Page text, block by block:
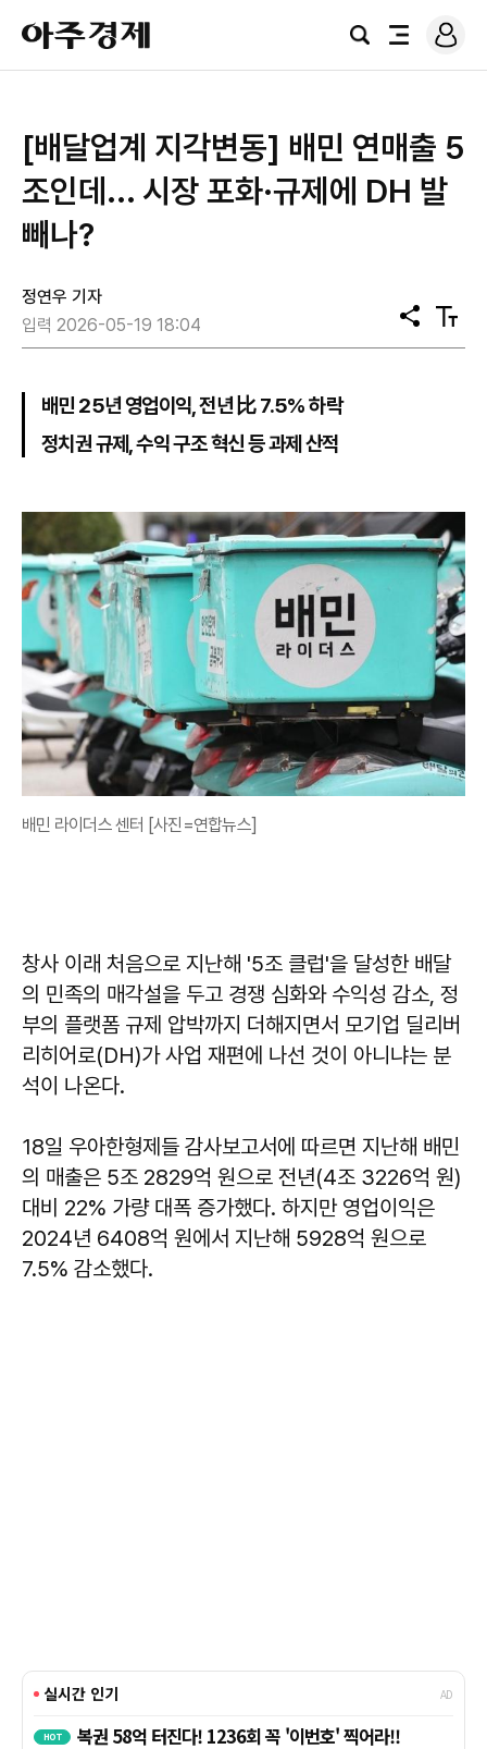
아
주
경
검
전
로
그
[배달업계 지각변동] 배민 연매출 5
조인데... 시장 포화·규제에 DH 발
빼나?
정연우 기자
입력 2026-05-19 18:04
공
유
텍
스
배민 25년 영업이익, 전년 比 7.5% 하락
정치권 규제, 수익 구조 혁신 등 과제 산적
배민 라이더스 센터 [사진=연합뉴스]
창사 이래 처음으로 지난해 '5조 클럽'을 달성한 배달
의 민족의 매각설을 두고 경쟁 심화와 수익성 감소, 정
부의 플랫폼 규제 압박까지 더해지면서 모기업 딜리버
리히어로(DH)가 사업 재편에 나선 것이 아니냐는 분
석이 나온다.
18일 우아한형제들 감사보고서에 따르면 지난해 배민
의 매출은 5조 2829억 원으로 전년(4조 3226억 원)
대비 22% 가량 대폭 증가했다. 하지만 영업이익은
2024년 6408억 원에서 지난해 5928억 원으로
7.5% 감소했다.